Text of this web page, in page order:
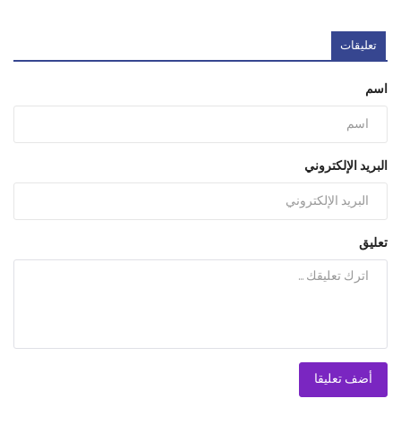
تعليقات
اسم
البريد الإلكتروني
تعليق
أضف تعليقا